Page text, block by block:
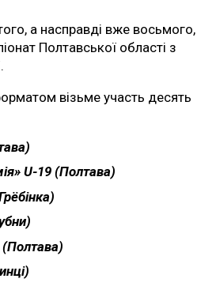
а насправді вже восьмого,
Полтавської області з
візьме участь десять
U-19 (Полтава)